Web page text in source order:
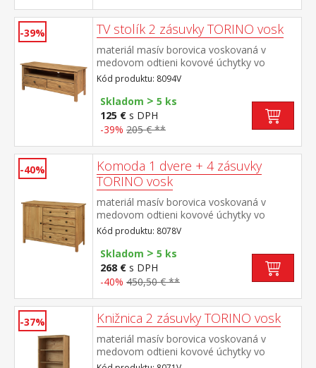
-39% TV stolík 2 zásuvky TORINO vosk
materiál masív borovica voskovaná v
medovom odtieni kovové úchytky vo
farebnom prevedení černená mosadz 2
zásuvky s kovovými pojazdmi, 1
polica maximálne odporúčané zaťaženie
hornej dosky do 50 kg
Kód produktu: 8094V
Skladom > 5 ks
125 € s DPH
-39% 205 € **
-40%
Komoda 1 dvere + 4 zásuvky
TORINO vosk
materiál masív borovica voskovaná v
medovom odtieni kovové úchytky vo
farebnom prevedení černená mosadz 1
dvierka a 4 zásuvky s kovovými pojazdmi
Kód produktu: 8078V
Skladom > 5 ks
268 € s DPH
-40% 450,50 € **
-37% Knižnica 2 zásuvky TORINO vosk
materiál masív borovica voskovaná v
medovom odtieni kovové úchytky vo
farebnom prevedení černená mosadz tri